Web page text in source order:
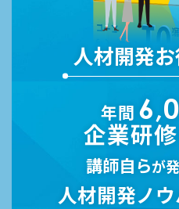
人材開発
年間
企業研修
講師自らが
人材開発ノ